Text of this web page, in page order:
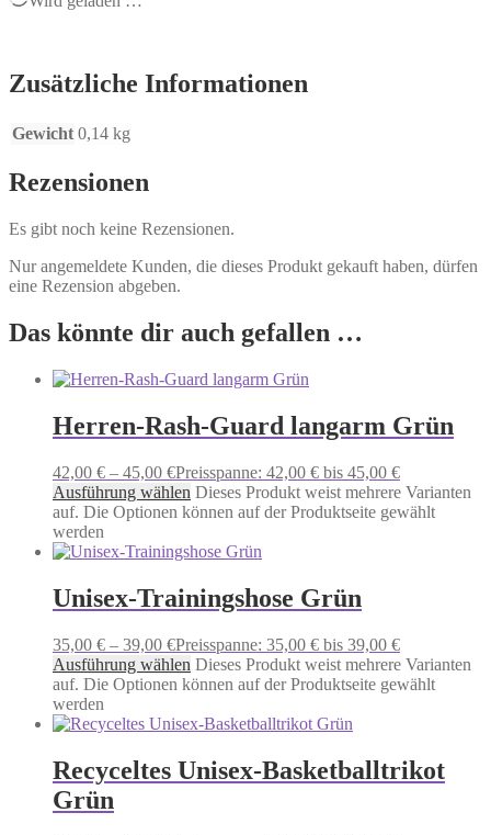
Zusätzliche Informationen
Gewicht 0,14 kg
Rezensionen
Es gibt noch keine Rezensionen.
Nur angemeldete Kunden, die dieses Produkt gekauft haben, dürfen
eine Rezension abgeben.
Das könnte dir auch gefallen …
Herren-Rash-Guard langarm Grün
42,00 € – 45,00 €Preisspanne: 42,00 € bis 45,00 €
Ausführung wählen Dieses Produkt weist mehrere Varianten
auf. Die Optionen können auf der Produktseite gewählt
werden
Unisex-Trainingshose Grün
35,00 € – 39,00 €Preisspanne: 35,00 € bis 39,00 €
Ausführung wählen Dieses Produkt weist mehrere Varianten
auf. Die Optionen können auf der Produktseite gewählt
werden
Recyceltes Unisex-Basketballtrikot
Grün